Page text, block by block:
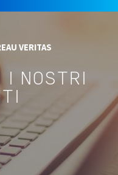
VERITAS
I NOSTRI